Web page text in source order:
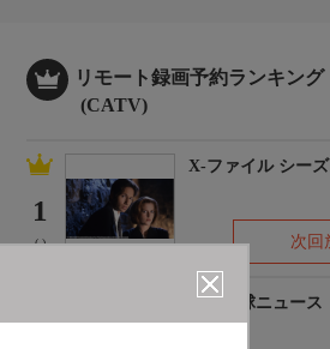
リモート録画予約ランキング
(CATV)
1
(-)
X-ファイル シー
次回
プロ野球ニュース